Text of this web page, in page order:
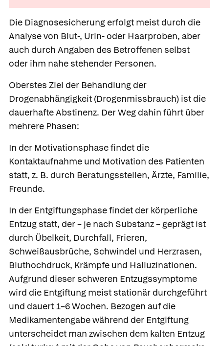
Die Diagnosesicherung erfolgt meist durch die
Analyse von Blut-, Urin- oder Haarproben, aber
auch durch Angaben des Betroffenen selbst
oder ihm nahe stehender Personen.
Oberstes Ziel der Behandlung der
Drogenabhängigkeit (Drogenmissbrauch) ist die
dauerhafte Abstinenz. Der Weg dahin führt über
mehrere Phasen:
In der Motivationsphase findet die
Kontaktaufnahme und Motivation des Patienten
statt, z. B. durch Beratungsstellen, Ärzte, Familie,
Freunde.
In der Entgiftungsphase findet der körperliche
Entzug statt, der – je nach Substanz – geprägt ist
durch Übelkeit, Durchfall, Frieren,
Schweißausbrüche, Schwindel und Herzrasen,
Bluthochdruck, Krämpfe und Halluzinationen.
Aufgrund dieser schweren Entzugssymptome
wird die Entgiftung meist stationär durchgeführt
und dauert 1–6 Wochen. Bezogen auf die
Medikamentengabe während der Entgiftung
unterscheidet man zwischen dem kalten Entzug